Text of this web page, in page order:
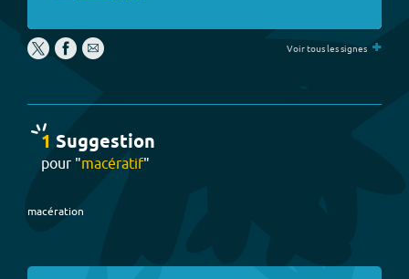
Voir tous les signes +
1 Suggestion
pour "macératif"
macération